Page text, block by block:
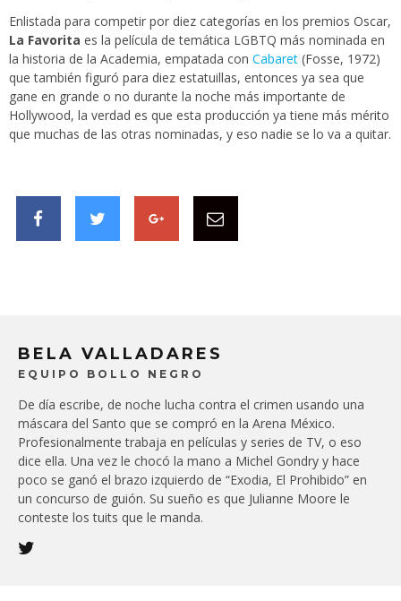
Enlistada para competir por diez categorías en los premios Oscar,
La Favorita es la película de temática LGBTQ más nominada en
la historia de la Academia, empatada con Cabaret (Fosse, 1972)
que también figuró para diez estatuillas, entonces ya sea que
gane en grande o no durante la noche más importante de
Hollywood, la verdad es que esta producción ya tiene más mérito
que muchas de las otras nominadas, y eso nadie se lo va a quitar.
BELA VALLADARES
EQUIPO BOLLO NEGRO
De día escribe, de noche lucha contra el crimen usando una
máscara del Santo que se compró en la Arena México.
Profesionalmente trabaja en películas y series de TV, o eso
dice ella. Una vez le chocó la mano a Michel Gondry y hace
poco se ganó el brazo izquierdo de “Exodia, El Prohibido” en
un concurso de guión. Su sueño es que Julianne Moore le
conteste los tuits que le manda.